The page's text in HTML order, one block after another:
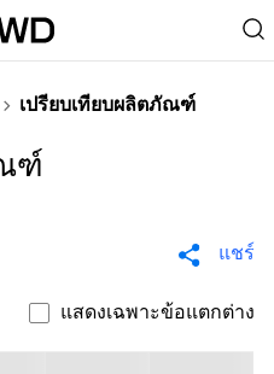
เปรียบเทียบผลิตภัณฑ์
ฑ์
แชร์
แสดงเฉพาะข้อแตกต่าง